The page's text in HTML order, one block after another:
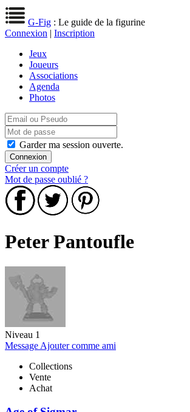
G-Fig : Le guide de la figurine
Connexion | Inscription
Jeux
Joueurs
Associations
Agenda
Photos
Garder ma session ouverte.
Créer un compte
Mot de passe oublié ?
Peter Pantoufle
Niveau 1
Message Ajouter comme ami
Collections
Vente
Achat